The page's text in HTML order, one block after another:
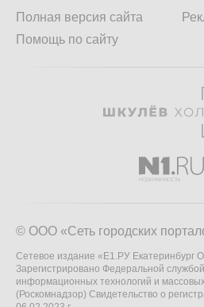
Полная версия сайта
Помощь по сайту
© ООО «Сеть городских
Сетевое издание «Е1.РУ Екатеринбург
Зарегистрировано Федеральной
информационных технологий и
(Роскомнадзор) Свидетельство о